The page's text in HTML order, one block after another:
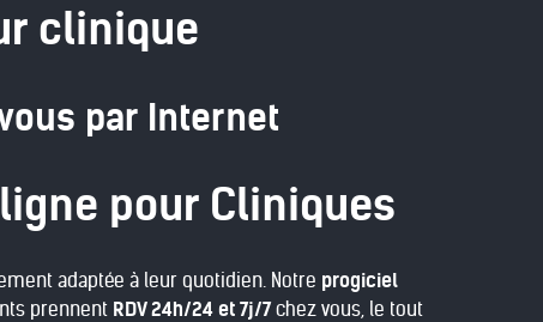
clinique
par Internet
pour Cliniques
adaptée à leur quotidien. Notre progiciel
prennent RDV 24h/24 et 7j/7chez vous, le tout